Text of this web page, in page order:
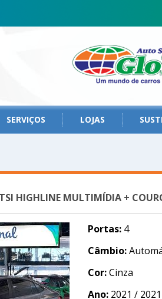
SERVIÇOS LOJAS
HIGHLINE MULTIMÍDIA +
Portas: 4
Câmbio:
Cor:Cinza
Ano: 2021 / 2021